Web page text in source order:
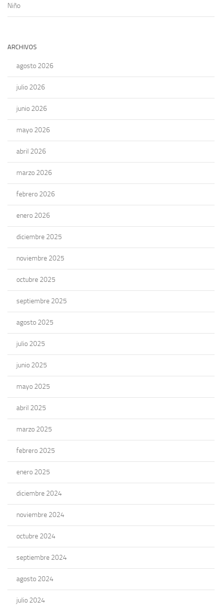
Niño
ARCHIVOS
agosto 2026
julio 2026
junio 2026
mayo 2026
abril 2026
marzo 2026
febrero 2026
enero 2026
diciembre 2025
noviembre 2025
octubre 2025
septiembre 2025
agosto 2025
julio 2025
junio 2025
mayo 2025
abril 2025
marzo 2025
febrero 2025
enero 2025
diciembre 2024
noviembre 2024
octubre 2024
septiembre 2024
agosto 2024
julio 2024